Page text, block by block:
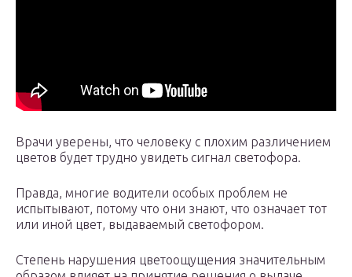
Врачи уверены, что человеку с плохим различением
цветов будет трудно увидеть сигнал светофора.
Правда, многие водители особых проблем не
испытывают, потому что они знают, что означает тот
или иной цвет, выдаваемый светофором.
Степень нарушения цветоощущения значительным